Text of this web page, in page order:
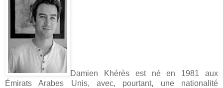
Damien Khérès est né en 1981 aux
Émirats Arabes Unis, avec, pourtant, une nationalité